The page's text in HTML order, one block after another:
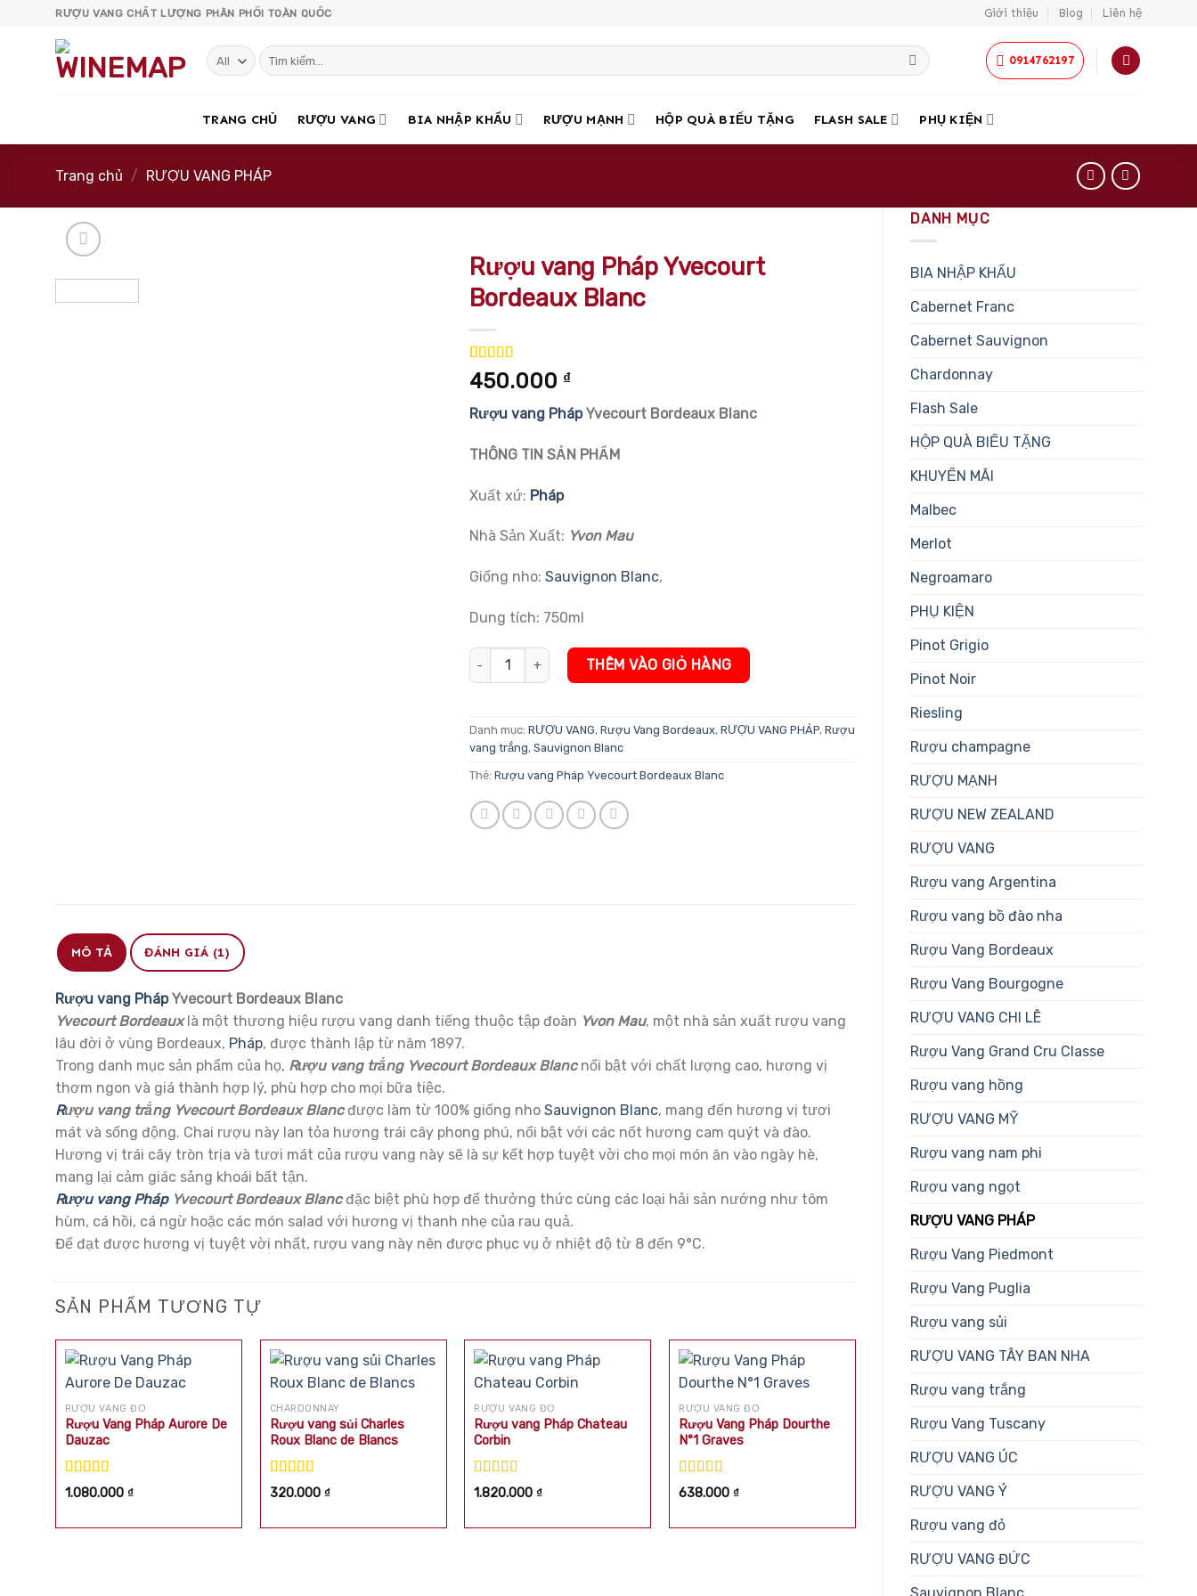
RƯỢU VANG CHẤT LƯỢNG PHÂN PHỐI TOÀN QUỐC Giới thiệu Blog Liên hệ
Tìm
kiếm:
0914762197
TRANG CHỦ RƯỢU VANG BIA NHẬP KHẨU RƯỢU MẠNH HỘP QUÀ BIẾU TẶNG FLASH SALE PHỤ KIỆN
Trang chủ / RƯỢU VANG PHÁP
DANH MỤC
BIA NHẬP KHẨU
Cabernet Franc
Cabernet Sauvignon
Chardonnay
Flash Sale
HỘP QUÀ BIẾU TẶNG
KHUYẾN MÃI
Malbec
Merlot
Negroamaro
PHỤ KIỆN
Pinot Grigio
Pinot Noir
Riesling
Rượu champagne
RƯỢU MẠNH
RƯỢU NEW ZEALAND
RƯỢU VANG
Rượu vang Argentina
Rượu vang bồ đào nha
Rượu Vang Bordeaux
Rượu Vang Bourgogne
RƯỢU VANG CHI LÊ
Rượu Vang Grand Cru Classe
Rượu vang hồng
RƯỢU VANG MỸ
Rượu vang nam phi
Rượu vang ngọt
RƯỢU VANG PHÁP
Rượu Vang Piedmont
Rượu Vang Puglia
Rượu vang sủi
RƯỢU VANG TÂY BAN NHA
Rượu vang trắng
Rượu Vang Tuscany
RƯỢU VANG ÚC
RƯỢU VANG Ý
Rượu vang đỏ
RƯỢU VANG ĐỨC
Sauvignon Blanc
Rượu vang Pháp Yvecourt
Bordeaux Blanc
5.00trên 5
dựa trên
1
450.000 ₫
Rượu vang PhápYvecourt Bordeaux Blanc
THÔNG TIN SẢN PHẨM
Xuất xứ: Pháp
Nhà Sản Xuất: Yvon Mau
Giống nho: Sauvignon Blanc,
Dung tích: 750ml
Rượu vang Pháp Yvecourt Bordeaux Blanc số lượng
THÊM VÀO GIỎ HÀNG
Danh mục: RƯỢU VANG, Rượu Vang Bordeaux, RƯỢU VANG PHÁP, Rượu
vang trắng, Sauvignon Blanc
Thẻ: Rượu vang Pháp Yvecourt Bordeaux Blanc
MÔ TẢ ĐÁNH GIÁ (1)
Rượu vang PhápYvecourt Bordeaux Blanc
Yvecourt Bordeauxlà một thương hiệu rượu vang danh tiếng thuộc tập đoàn Yvon Mau, một nhà sản xuất rượu vang
lâu đời ở vùng Bordeaux, Pháp, được thành lập từ năm 1897.
Trong danh mục sản phẩm của họ, Rượu vang trắng Yvecourt Bordeaux Blancnổi bật với chất lượng cao, hương vị
thơm ngon và giá thành hợp lý, phù hợp cho mọi bữa tiệc.
Rượu vang trắng Yvecourt Bordeaux Blancđược làm từ 100% giống nho Sauvignon Blanc, mang đến hương vị tươi
mát và sống động. Chai rượu này lan tỏa hương trái cây phong phú, nổi bật với các nốt hương cam quýt và đào.
Hương vị trái cây tròn trịa và tươi mát của rượu vang này sẽ là sự kết hợp tuyệt vời cho mọi món ăn vào ngày hè,
mang lại cảm giác sảng khoái bất tận.
Rượu vang PhápYvecourt Bordeaux Blancđặc biệt phù hợp để thưởng thức cùng các loại hải sản nướng như tôm
hùm, cá hồi, cá ngừ hoặc các món salad với hương vị thanh nhẹ của rau quả.
Để đạt được hương vị tuyệt vời nhất, rượu vang này nên được phục vụ ở nhiệt độ từ 8 đến 9°C.
SẢN PHẨM TƯƠNG TỰ
RƯỢU VANG ĐỎ
Rượu Vang Pháp Aurore De
Dauzac
Được xếp
hạng5.005
1.080.000 ₫
CHARDONNAY
Rượu vang sủi Charles
Roux Blanc de Blancs
Được xếp
hạng5.00
320.000 ₫
RƯỢU VANG ĐỎ
Rượu vang Pháp Chateau
Corbin
Được xếp
hạng5.005
1.820.000₫
RƯỢU VANG ĐỎ
Rượu Vang Pháp Dourthe
N°1 Graves
Được xếp
hạng5.00
638.000₫
CHARDONNAY